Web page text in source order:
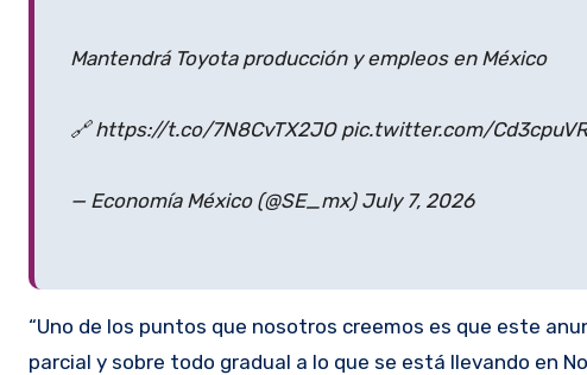
Mantendrá Toyota producción y empleos en México
🔗 https://t.co/7N8CvTX2JO pic.twitter.com/
— Economía México (@SE_mx) July 7, 2026
“Uno de los puntos que nosotros creemos es que este
parcial y sobre todo gradual a lo que se está llevando en